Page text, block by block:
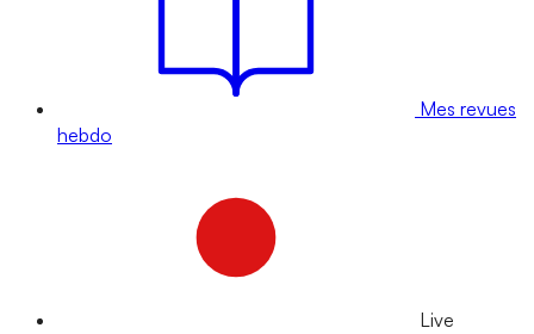
Mes revues
hebdo
Live